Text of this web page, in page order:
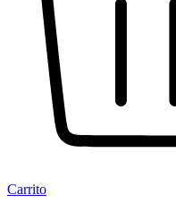
Carrito